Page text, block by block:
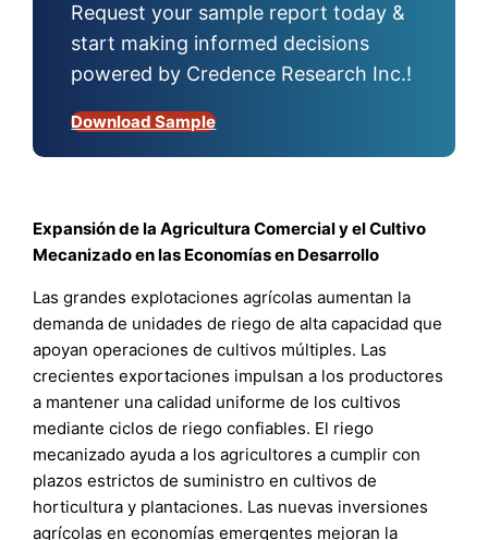
Request your sample report today &
start making informed decisions
powered by Credence Research Inc.!
Download Sample
Expansión de la Agricultura Comercial y el Cultivo
Mecanizado en las Economías en Desarrollo
Las grandes explotaciones agrícolas aumentan la
demanda de unidades de riego de alta capacidad que
apoyan operaciones de cultivos múltiples. Las
crecientes exportaciones impulsan a los productores
a mantener una calidad uniforme de los cultivos
mediante ciclos de riego confiables. El riego
mecanizado ayuda a los agricultores a cumplir con
plazos estrictos de suministro en cultivos de
horticultura y plantaciones. Las nuevas inversiones
agrícolas en economías emergentes mejoran la